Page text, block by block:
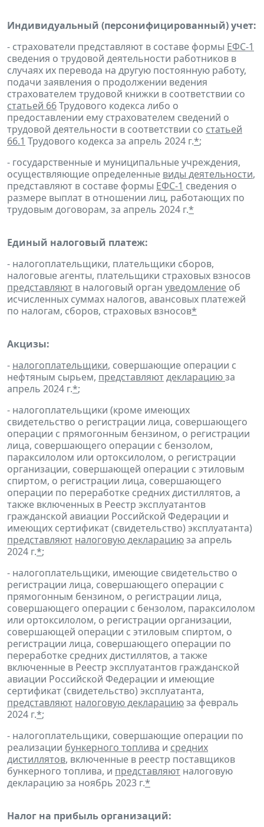
Индивидуальный (персонифицированный) учет:
- страхователи представляют в составе формы ЕФС-1
сведения о трудовой деятельности работников в
случаях их перевода на другую постоянную работу,
подачи заявления о продолжении ведения
страхователем трудовой книжки в соответствии со
статьей 66Трудового кодекса либо о
предоставлении ему страхователем сведений о
трудовой деятельности в соответствии со статьей
66.1 Трудового кодекса за апрель 2024 г.*;
- государственные и муниципальные учреждения,
осуществляющие определенные виды деятельности,
представляют в составе формы ЕФС-1 сведения о
размере выплат в отношении лиц, работающих по
трудовым договорам, за апрель 2024 г.*
Единый налоговый платеж:
- налогоплательщики, плательщики сборов,
налоговые агенты, плательщики страховых взносов
представляют в налоговый орган уведомление об
исчисленных суммах налогов, авансовых платежей
по налогам, сборов, страховых взносов*
Акцизы:
- налогоплательщики, совершающие операции с
нефтяным сырьем, представляютдекларациюза
апрель 2024 г.*;
- налогоплательщики (кроме имеющих
свидетельство о регистрации лица, совершающего
операции с прямогонным бензином, о регистрации
лица, совершающего операции с бензолом,
параксилолом или ортоксилолом, о регистрации
организации, совершающей операции с этиловым
спиртом, о регистрации лица, совершающего
операции по переработке средних дистиллятов, а
также включенных в Реестр эксплуатантов
гражданской авиации Российской Федерации и
имеющих сертификат (свидетельство) эксплуатанта)
представляют налоговую декларациюза апрель
2024 г.*;
- налогоплательщики, имеющие свидетельство о
регистрации лица, совершающего операции с
прямогонным бензином, о регистрации лица,
совершающего операции с бензолом, параксилолом
или ортоксилолом, о регистрации организации,
совершающей операции с этиловым спиртом, о
регистрации лица, совершающего операции по
переработке средних дистиллятов, а также
включенные в Реестр эксплуатантов гражданской
авиации Российской Федерации и имеющие
сертификат (свидетельство) эксплуатанта,
представляют налоговую декларациюза февраль
2024 г.*;
- налогоплательщики, совершающие операции по
реализации бункерного топлива и средних
дистиллятов, включенные в реестр поставщиков
бункерного топлива, и представляют налоговую
декларацию за ноябрь 2023 г.*
Налог на прибыль организаций: